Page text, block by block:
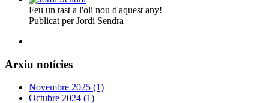
Feu un tast a l'oli nou d'aquest any!
Publicat per Jordi Sendra
Arxiu notícies
Novembre 2025 (1)
Octubre 2024 (1)